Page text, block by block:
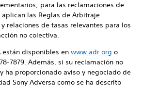
para las reclamaciones de
las Reglas de Arbitraje
relaciones de tasas relevantes para los
no colectiva.
están disponibles en www.adr.org o
7879. Además, si su reclamación no
ha proporcionado aviso y negociado de
Sony Adversa como se ha descrito